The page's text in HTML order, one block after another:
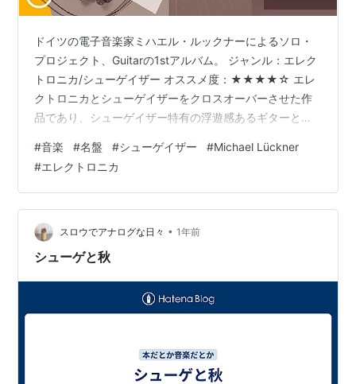
ドイツの電子音楽家ミハエル・ルックナーによるソロ・
プロジェクト、Guitarの1stアルバム。 ジャンル：エレク
トロニカ/シューゲイザー オススメ度：★★★★☆ エレ
クトロニカとシューゲイザーをクロスオーバーさせた作
品であり、シューゲイザー特有の浮遊感あるギターとル
のアヤコ・コバヤシという人物であり、囁くような歌唱
はマイ・ヴラッディ・ヴァレンタインからの影響を多分
に感じることができます。 ハイライトはアルバムタイト
ルとなった「sunkissed」、大音量のギターとブレイクビ
ーツが印象的な「house full of time」と「feel fl…
#音楽 #名盤 #シューゲイザー #Michael Lückner
#エレクトロニカ
スロウでアナログな日々 • 1年前
シューゲと秋